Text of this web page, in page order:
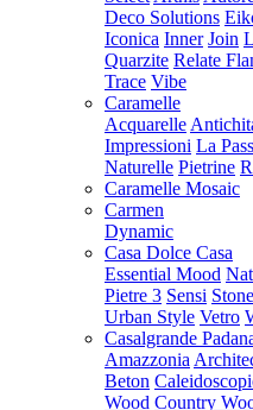
Deco Solutions
Iconica Inner Join
Quarzite Relate
Trace Vibe
Caramelle
Acquarelle
Impressioni La
Naturelle Pietrine
Caramelle Mosaic
Carmen
Dynamic
Casa Dolce Casa
Essential Mood
Pietre 3 Sensi
Urban Style Vetro
Casalgrande
Amazzonia
Beton
Wood Country